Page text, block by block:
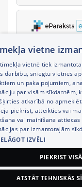
vietne
vietnē tiek
darbību, sniegtu vietnes
un pakalpojumiem,
par visām sīkdatnēm,
atkarībā no
piekrist, atteikties vai
vai mainīšana
par izmantotajām
IZVĒLI
PIEKRIST
ATSTĀT TEHNISKĀS